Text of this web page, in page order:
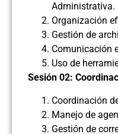
Administrativa.
Organización
Gestión de
Comunicación
Uso de
Sesión 02:
Coordinación
Manejo de
Gestión de